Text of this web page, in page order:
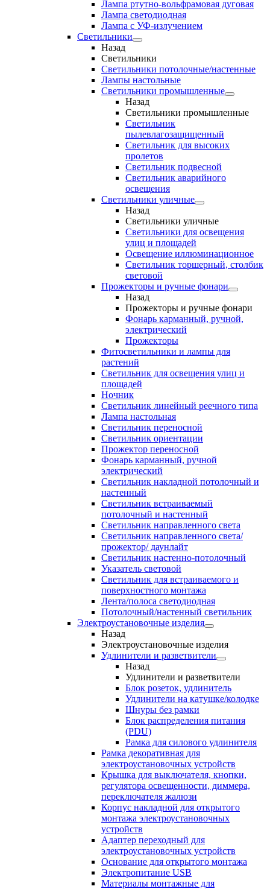
Лампа ртутно-вольфрамовая дуговая
Лампа светодиодная
Лампа с УФ-излучением
Светильники
Назад
Светильники
Светильники потолочные/настенные
Лампы настольные
Светильники промышленные
Назад
Светильники промышленные
Светильник
пылевлагозащищенный
Светильник для высоких
пролетов
Светильник подвесной
Светильник аварийного
освещения
Светильники уличные
Назад
Светильники уличные
Светильники для освещения
улиц и площадей
Освещение иллюминационное
Светильник торшерный, столбик
световой
Прожекторы и ручные фонари
Назад
Прожекторы и ручные фонари
Фонарь карманный, ручной,
электрический
Прожекторы
Фитосветильники и лампы для
растений
Светильник для освещения улиц и
площадей
Ночник
Светильник линейный реечного типа
Лампа настольная
Светильник переносной
Светильник ориентации
Прожектор переносной
Фонарь карманный, ручной
электрический
Светильник накладной потолочный и
настенный
Светильник встраиваемый
потолочный и настенный
Светильник направленного света
Светильник направленного света/
прожектор/ даунлайт
Светильник настенно-потолочный
Указатель световой
Светильник для встраиваемого и
поверхностного монтажа
Лента/полоса светодиодная
Потолочный/настенный светильник
Электроустановочные изделия
Назад
Электроустановочные изделия
Удлинители и разветвители
Назад
Удлинители и разветвители
Блок розеток, удлинитель
Удлинители на катушке/колодке
Шнуры без рамки
Блок распределения питания
(PDU)
Рамка для силового удлинителя
Рамка декоративная для
электроустановочных устройств
Крышка для выключателя, кнопки,
регулятора освещенности, диммера,
переключателя жалюзи
Корпус накладной для открытого
монтажа электроустановочных
устройств
Адаптер переходный для
электроустановочных устройств
Основание для открытого монтажа
Электропитание USB
Материалы монтажные для